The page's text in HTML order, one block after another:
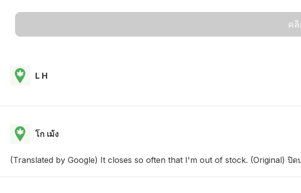
คลิ
L H
โก เม้ง
(Translated by Google) It closes so often that I'm out of stock. (Original) ปิด